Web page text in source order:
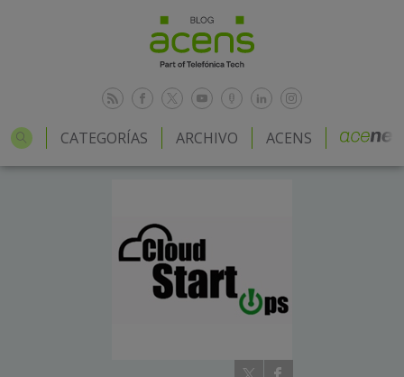
CATEGORÍAS ARCHIVO ACENS